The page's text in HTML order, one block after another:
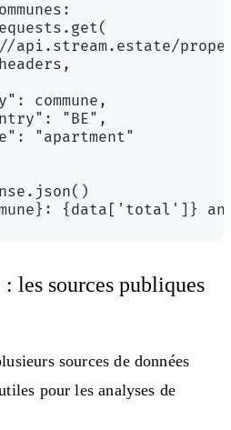
api.stream.estate/
commune,
"BE",
"apartment"
les sources publiques
sources de données
pour les analyses de